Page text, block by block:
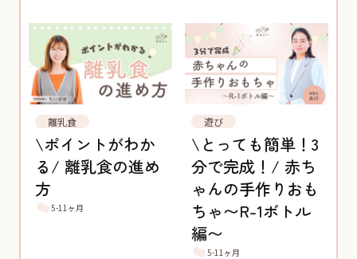
離乳食
\ポイントがわか
る/ 離乳食の進め
方
5-11ヶ月
遊び
\とっても簡単！3
分で完成！/ 赤ち
ゃんの手作りおも
ちゃ〜R-1ボトル
編〜
5-11ヶ月